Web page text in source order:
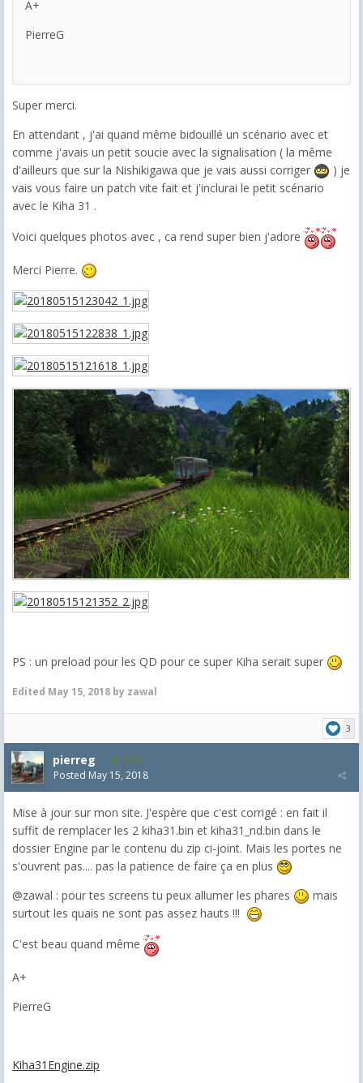
A+
PierreG
Super merci.
En attendant , j'ai quand même bidouillé un scénario avec et
comme j'avais un petit soucie avec la signalisation ( la même
d'ailleurs que sur la Nishikigawa que je vais aussi corriger
) je
vais vous faire un patch vite fait et j'inclurai le petit scénario
avec le Kiha 31 .
Voici quelques photos avec , ca rend super bien j'adore
Merci Pierre.
PS : un preload pour les QD pour ce super Kiha serait super
Edited May 15, 2018 by zawal
3
pierreg 4,012
Posted May 15, 2018
Mise à jour sur mon site. J'espère que c'est corrigé : en fait il
suffit de remplacer les 2 kiha31.bin et kiha31_nd.bin dans le
dossier Engine par le contenu du zip ci-joint. Mais les portes ne
s'ouvrent pas.... pas la patience de faire ça en plus
@zawal : pour tes screens tu peux allumer les phares
mais
surtout les quais ne sont pas assez hauts !!!
C'est beau quand même
A+
PierreG
Kiha31Engine.zip